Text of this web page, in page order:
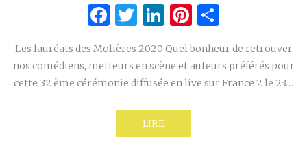
Facebook
Twitter
LinkedIn
Pinterest
Les lauréats des Molières 2020 Quel bonheur de retrouver
nos comédiens, metteurs en scène et auteurs préférés pour
cette 32 ème cérémonie diffusée en live sur France 2 le 23…
LIRE